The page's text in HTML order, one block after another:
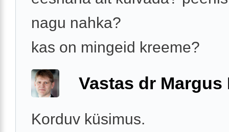
nagu nahka?
kas on mingeid kreeme?
Vastas dr Margus
Korduv küsimus.